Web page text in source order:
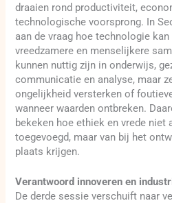
draaien rond productiviteit,
technologische voorsprong. In
aan de vraag hoe technologie
vreedzamere en menselijkere
kunnen nuttig zijn in onderwijs,
communicatie en analyse, maar
ongelijkheid versterken of
wanneer waarden ontbreken.
bekeken hoe ethiek en vrede niet
toegevoegd, maar van bij het
plaats krijgen.
Verantwoord innoveren en
De derde sessie verschuift naar